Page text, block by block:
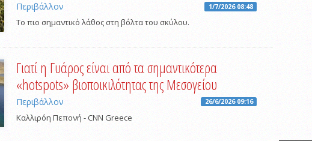
Περιβάλλον 1/7/2026 08:48
Το πιο σημαντικό λάθος στη βόλτα του σκύλου.
Γιατί η Γυάρος είναι από τα σημαντικότερα
«hotspots» βιοποικιλότητας της Μεσογείου
Περιβάλλον 26/6/2026 09:16
Καλλιρόη Πεπονή - CNN Greece